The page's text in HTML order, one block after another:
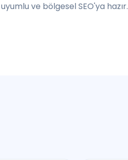
ve bölgesel SEO'ya hazır.